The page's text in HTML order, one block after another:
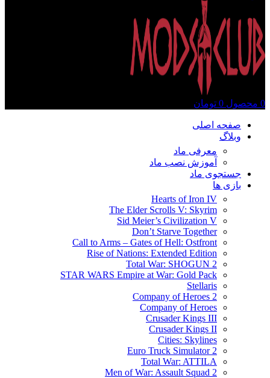
0 محصول 0 تومان
صفحه اصلی
وبلاگ
معرفی ماد
آموزش نصب ماد
جستجوی ماد
بازی ها
Hearts of Iron IV
The Elder Scrolls V: Skyrim
Sid Meier’s Civilization V
Don’t Starve Together
Call to Arms – Gates of Hell: Ostfront
Rise of Nations: Extended Edition
Total War: SHOGUN 2
STAR WARS Empire at War: Gold Pack
Stellaris
Company of Heroes 2
Company of Heroes
Crusader Kings III
Crusader Kings II
Cities: Skylines
Euro Truck Simulator 2
Total War: ATTILA
Men of War: Assault Squad 2